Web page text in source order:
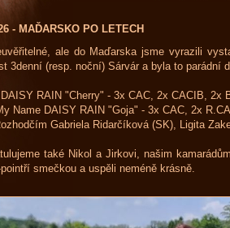
- MAĎARSKO PO LETECH
ale do Maďarska jsme vyrazili
3denní (resp. noční) Sárvár a byla to parádní
RAIN "Cherry" - 3x CAC, 2x CACIB,
Name DAISY RAIN "Goja" - 3x CAC, 2x
Gabriela Ridarčíková (SK), Ligita
také Nikol a Jirkovi, našim
pointří smečkou a uspěli neméně krásně.